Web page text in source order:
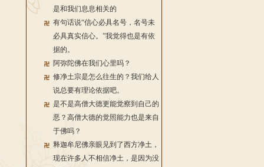
是和我们息息相关的
有句话说“信心必具名号，名号未
必具真实信心。”我觉得也是有依
据的。
阿弥陀佛在我们心里吗？
修净土宗是怎么往生的？我们给人
说总要有理论依据吧。
是不是高僧大德更能觉察到自己的
恶？高僧大德的觉照能力也是来自
于佛吗？
释迦牟尼佛亲眼见到了西方净土，
现在许多人不相信净土，是因为没